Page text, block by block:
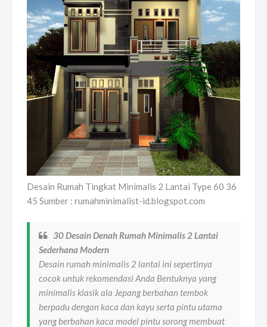
Desain Rumah Tingkat Minimalis 2 Lantai Type 60 36
45 Sumber : rumahminimalist-id.blogspot.com
30 Desain Denah Rumah Minimalis 2 Lantai
Sederhana Modern
Desain rumah minimalis 2 lantai ini sepertinya
cocok untuk rekomendasi Anda Bentuknya yang
minimalis klasik ala Jepang berbahan tembok
berpadu dengan kaca dan kayu serta pintu utama
yang berbahan kaca model pintu sorong membuat